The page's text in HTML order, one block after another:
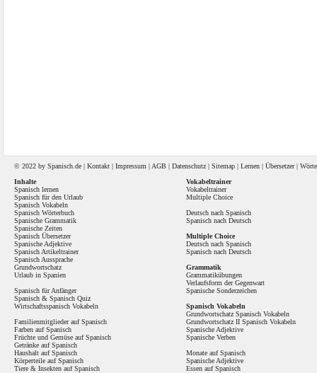
© 2022 by Spanisch .de | Kontakt | Impressum | AGB | Datenschutz | Sitemap | Lernen | Übersetzer|
Inhalte
Spanisch lernen
Spanisch für den Urlaub
Spanisch Vokabeln
Spanisch Wörterbuch
Spanische Grammatik
Spanische Zeiten
Spanisch Übersetzer
Spanische Adjektive
Spanisch Artikeltrainer
Spanisch Aussprache
Grundwortschatz
Urlaub in Spanien
Spanisch für Anfänger
Spanisch & Spanisch Quiz
Wirtschaftsspanisch Vokabeln
Familienmitglieder auf Spanisch
Farben auf Spanisch
Früchte und Gemüse auf Spanisch
Getränke auf Spanisch
Haushalt auf Spanisch
Körperteile auf Spanisch
Tiere & Insekten auf Spanisch
Vokabeltrainer
Vokabeltrainer
Multiple Choice
Deutsch nach Spanisch
Spanisch nach Deutsch
Multiple Choice
Deutsch nach Spanisch
Spanisch nach Deutsch
Grammatik
Grammatikübungen
Verlaufsform der Gegenwart
Spanische Sonderzeichen
Spanisch Vokabeln
Grundwortschatz Spanisch Vokabeln
Grundwortschatz II Spanisch Vokabeln
Spanische Adjektive
Spanische Verben
Monate auf Spanisch
Spanische Adjektive
Essen auf Spanisch